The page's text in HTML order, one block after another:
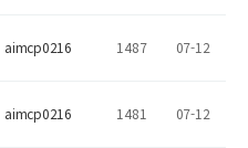
aimcp0216 1487 07-12
aimcp0216 1481 07-12